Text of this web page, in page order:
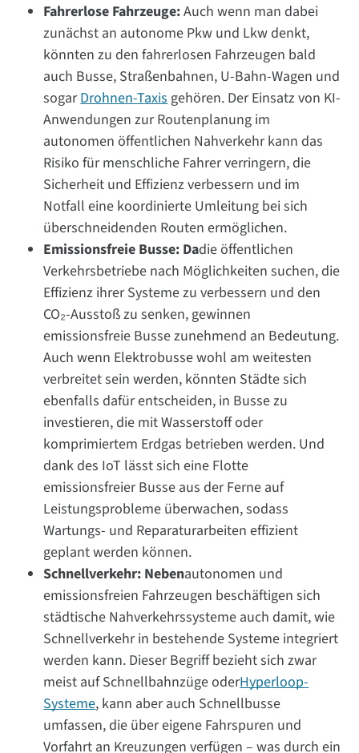
Fahrerlose Fahrzeuge:Auch wenn man dabei
zunächst an autonome Pkw und Lkw denkt,
könnten zu den fahrerlosen Fahrzeugen bald
auch Busse, Straßenbahnen, U-Bahn-Wagen und
sogarDrohnen-Taxis gehören. Der Einsatz von KI-
Anwendungen zur Routenplanung im
autonomen öffentlichen Nahverkehr kann das
Risiko für menschliche Fahrer verringern, die
Sicherheit und Effizienz verbessern und im
Notfall eine koordinierte Umleitung bei sich
überschneidenden Routen ermöglichen.
Emissionsfreie Busse: Dadie öffentlichen
Verkehrsbetriebe nach Möglichkeiten suchen, die
Effizienz ihrer Systeme zu verbessern und den
CO₂-Ausstoß zu senken, gewinnen
emissionsfreie Busse zunehmend an Bedeutung.
Auch wenn Elektrobusse wohl am weitesten
verbreitet sein werden, könnten Städte sich
ebenfalls dafür entscheiden, in Busse zu
investieren, die mit Wasserstoff oder
komprimiertem Erdgas betrieben werden. Und
dank des IoT lässt sich eine Flotte
emissionsfreier Busse aus der Ferne auf
Leistungsprobleme überwachen, sodass
Wartungs- und Reparaturarbeiten effizient
geplant werden können.
Schnellverkehr: Nebenautonomen und
emissionsfreien Fahrzeugen beschäftigen sich
städtische Nahverkehrssysteme auch damit, wie
Schnellverkehr in bestehende Systeme integriert
werden kann. Dieser Begriff bezieht sich zwar
meist auf Schnellbahnzüge oderHyperloop-
Systeme, kann aber auch Schnellbusse
umfassen, die über eigene Fahrspuren und
Vorfahrt an Kreuzungen verfügen – was durch ein